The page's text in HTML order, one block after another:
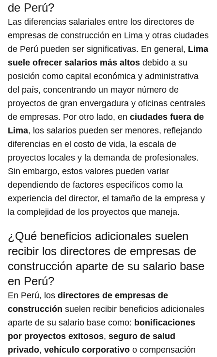
de Perú?
Las diferencias salariales entre los directores de
empresas de construcción en Lima y otras ciudades
de Perú pueden ser significativas. En general, Lima
suele ofrecer salarios más altos debido a su
posición como capital económica y administrativa
del país, concentrando un mayor número de
proyectos de gran envergadura y oficinas centrales
de empresas. Por otro lado, en ciudades fuera de
Lima, los salarios pueden ser menores, reflejando
diferencias en el costo de vida, la escala de
proyectos locales y la demanda de profesionales.
Sin embargo, estos valores pueden variar
dependiendo de factores específicos como la
experiencia del director, el tamaño de la empresa y
la complejidad de los proyectos que maneja.
¿Qué beneficios adicionales suelen
recibir los directores de empresas de
construcción aparte de su salario base
en Perú?
En Perú, los directores de empresas de
construcción suelen recibir beneficios adicionales
aparte de su salario base como: bonificaciones
por proyectos exitosos, seguro de salud
privado, vehículo corporativo o compensación